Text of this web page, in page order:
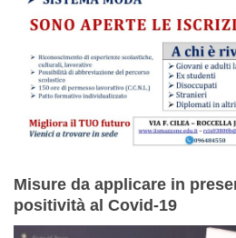
Misure da applicare in
positività al Covid-19